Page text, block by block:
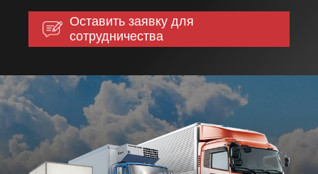
Оставить заявку для
сотрудничества